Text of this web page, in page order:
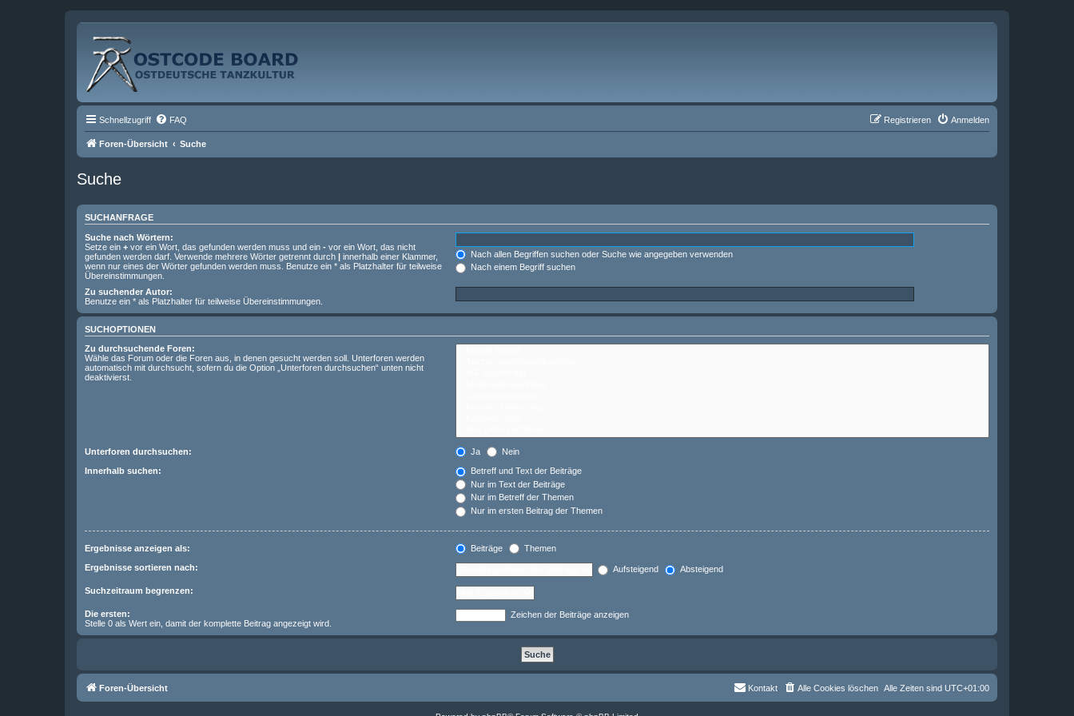
Schnellzugriff FAQ Anmelden
Registrieren
Foren-Übersicht Suche
Suche
SUCHANFRAGE
Suche nach Wörtern:
Setze ein + vor ein Wort, das gefunden werden muss und ein - vor ein Wort, das nicht
gefunden werden darf. Verwende mehrere Wörter getrennt durch | innerhalb einer Klammer,
wenn nur eines der Wörter gefunden werden muss. Benutze ein * als Platzhalter für teilweise
Übereinstimmungen.
Nach allen Begriffen suchen oder Suche wie angegeben verwenden
Nach einem Begriff suchen
Zu suchender Autor:
Benutze ein * als Platzhalter für teilweise Übereinstimmungen.
SUCHOPTIONEN
Zu durchsuchende Foren:
Wähle das Forum oder die Foren aus, in denen gesucht werden soll. Unterforen werden
automatisch mit durchsucht, sofern du die Option „Unterforen durchsuchen“ unten nicht
deaktivierst.
Unterforen durchsuchen: Ja Nein
Innerhalb suchen:
Betreff und Text der Beiträge
Nur im Text der Beiträge
Nur im Betreff der Themen
Nur im ersten Beitrag der Themen
Ergebnisse anzeigen als: Beiträge Themen
Ergebnisse sortieren nach: Aufsteigend Absteigend
Suchzeitraum begrenzen:
Die ersten:
Stelle 0 als Wert ein, damit der komplette Beitrag angezeigt wird.
Zeichen der Beiträge anzeigen
Foren-Übersicht Alle Zeiten sind UTC+01:00
Alle Cookies löschen
Kontakt